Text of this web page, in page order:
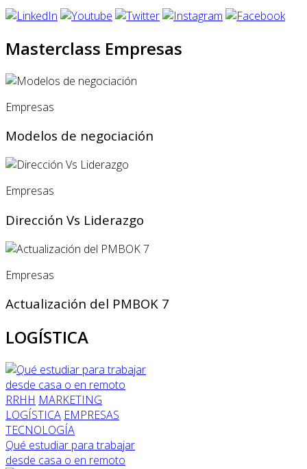
Masterclass Empresas
Empresas
Modelos de negociación
Empresas
Dirección Vs Liderazgo
Empresas
Actualización del PMBOK 7
LOGÍSTICA
RRHH MARKETING
LOGÍSTICA EMPRESAS
TECNOLOGÍA
Qué estudiar para trabajar
desde casa o en remoto